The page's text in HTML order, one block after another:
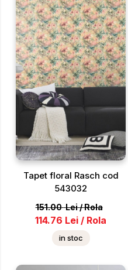
Tapet floral Rasch cod
543032
151.00 Lei/Rola
114.76 Lei / Rola
in stoc